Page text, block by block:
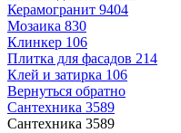
Керамогранит 9404
Мозаика 830
Клинкер 106
Плитка для фасадов 214
Клей и затирка 106
Вернуться обратно
Сантехника 3589
Сантехника 3589